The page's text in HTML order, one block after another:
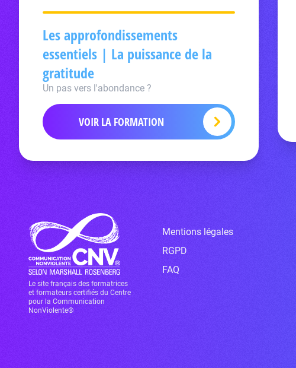
Les approfondissements
essentiels | La puissance de la
gratitude
Un pas vers l'abondance ?
VOIR LA FORMATION
Le site français des formatrices
et formateurs certifiés du Centre
pour la Communication
NonViolente®
Mentions légales
RGPD
FAQ